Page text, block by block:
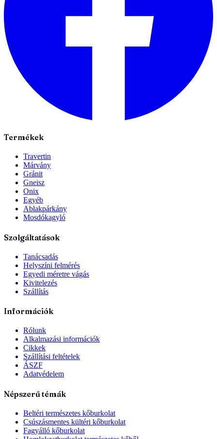
Termékek
Travertin
Márvány
Gránit
Gneisz
Onix
Egyéb
Ablakpárkány
Mosdókagyló
Szolgáltatások
Tanácsadás
Helyszíni felmérés
Egyedi méretre vágás
Kivitelezés
Szállítás
Információk
Rólunk
Alkalmazási információk
Cikkek
Szállítási feltételek
ÁSZF
Adatvédelem
Népszerű témák
Beltéri természetes kőburkolat
Csúszásmentes kültéri kőburkolat
Fagyálló kőburkolat